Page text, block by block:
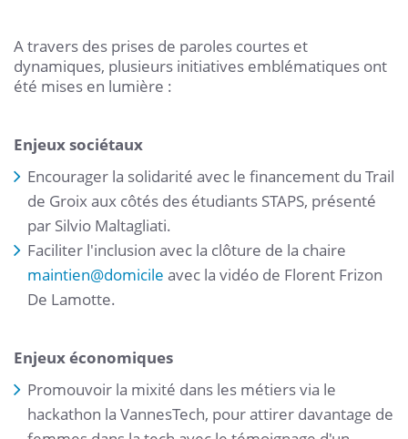
A travers des prises de paroles courtes et
dynamiques, plusieurs initiatives emblématiques ont
été mises en lumière :
Enjeux sociétaux
Encourager la solidarité avec le financement du Trail
de Groix aux côtés des étudiants STAPS, présenté
par Silvio Maltagliati.
Faciliter l'inclusion avec la clôture de la chaire
maintien@domicile avec la vidéo de Florent Frizon
De Lamotte.
Enjeux économiques
Promouvoir la mixité dans les métiers via le
hackathon la VannesTech, pour attirer davantage de